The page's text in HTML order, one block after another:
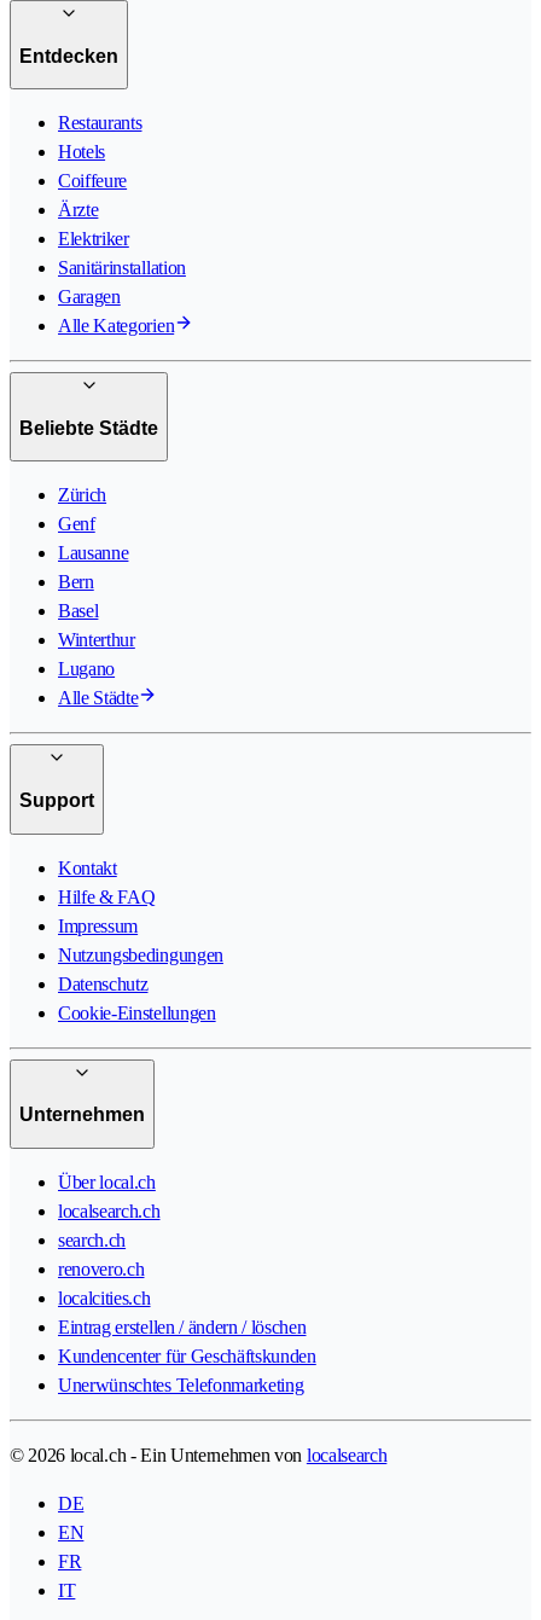
Entdecken
Restaurants
Hotels
Coiffeure
Ärzte
Elektriker
Sanitärinstallation
Garagen
Alle Kategorien
Beliebte Städte
Zürich
Genf
Lausanne
Bern
Basel
Winterthur
Lugano
Alle Städte
Support
Kontakt
Hilfe & FAQ
Impressum
Nutzungsbedingungen
Datenschutz
Cookie-Einstellungen
Unternehmen
Über local.ch
localsearch.ch
search.ch
renovero.ch
localcities.ch
Eintrag erstellen / ändern / löschen
Kundencenter für Geschäftskunden
Unerwünschtes Telefonmarketing
© 2026 local.ch - Ein Unternehmen von localsearch
DE
EN
FR
IT